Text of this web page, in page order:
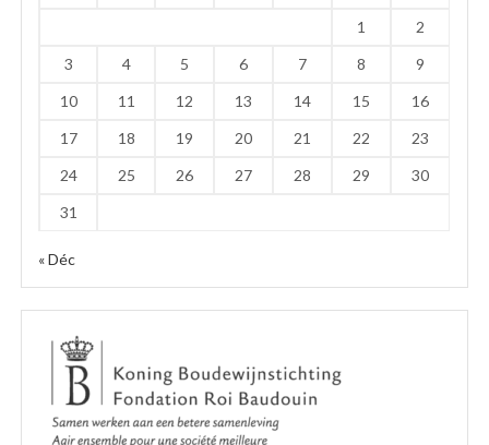
1
2
3
4 5 6 7 8
9
10
11 12 13 14 15
16
17
18 19 20 21 22
23
24
25 26 27 28 29
30
31
« Déc